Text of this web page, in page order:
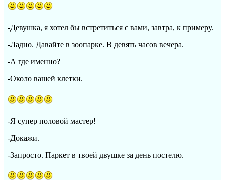
-Девушка, я хотел бы встретиться с вами, завтра, к примеру.
-Ладно. Давайте в зоопарке. В девять часов вечера.
-А где именно?
-Около вашей клетки.
-Я супер половой мастер!
-Докажи.
-Запросто. Паркет в твоей двушке за день постелю.